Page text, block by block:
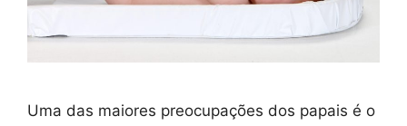
Uma das maiores preocupações dos papais é o